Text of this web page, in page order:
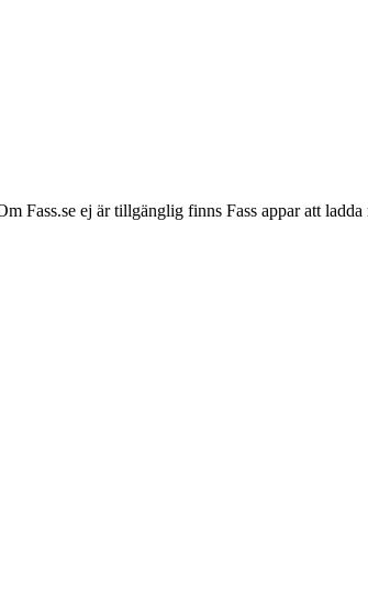
Fass.se ej är tillgänglig finns Fass appar att